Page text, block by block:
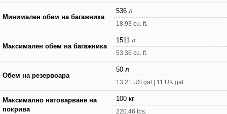
Минимален обем на багажника
536 л
18.93 cu. ft.
Максимален обем на багажника
1511 л
53.36 cu. ft.
Обем на резервоара
50 л
13.21 US gal | 11 UK gal
Максимално натоварване на
покрива
100 кг
220.46 lbs.